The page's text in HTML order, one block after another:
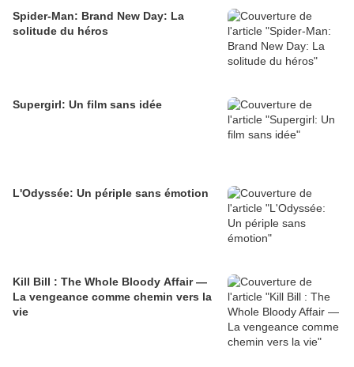
Spider-Man: Brand New Day: La
solitude du héros
Supergirl: Un film sans idée
L'Odyssée: Un périple sans émotion
Kill Bill : The Whole Bloody Affair —
La vengeance comme chemin vers la
vie